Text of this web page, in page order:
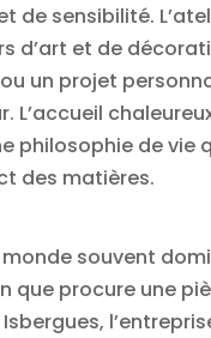
de sensibilité.
d’art et de
un projet
L’accueil
philosophie de vie
des matières.
monde souvent
que procure une